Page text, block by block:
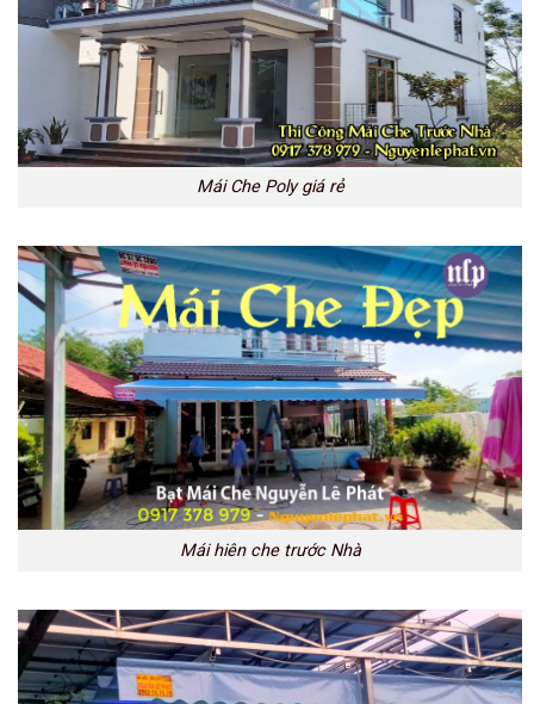
Mái Che Poly giá rẻ
Mái hiên che trước Nhà